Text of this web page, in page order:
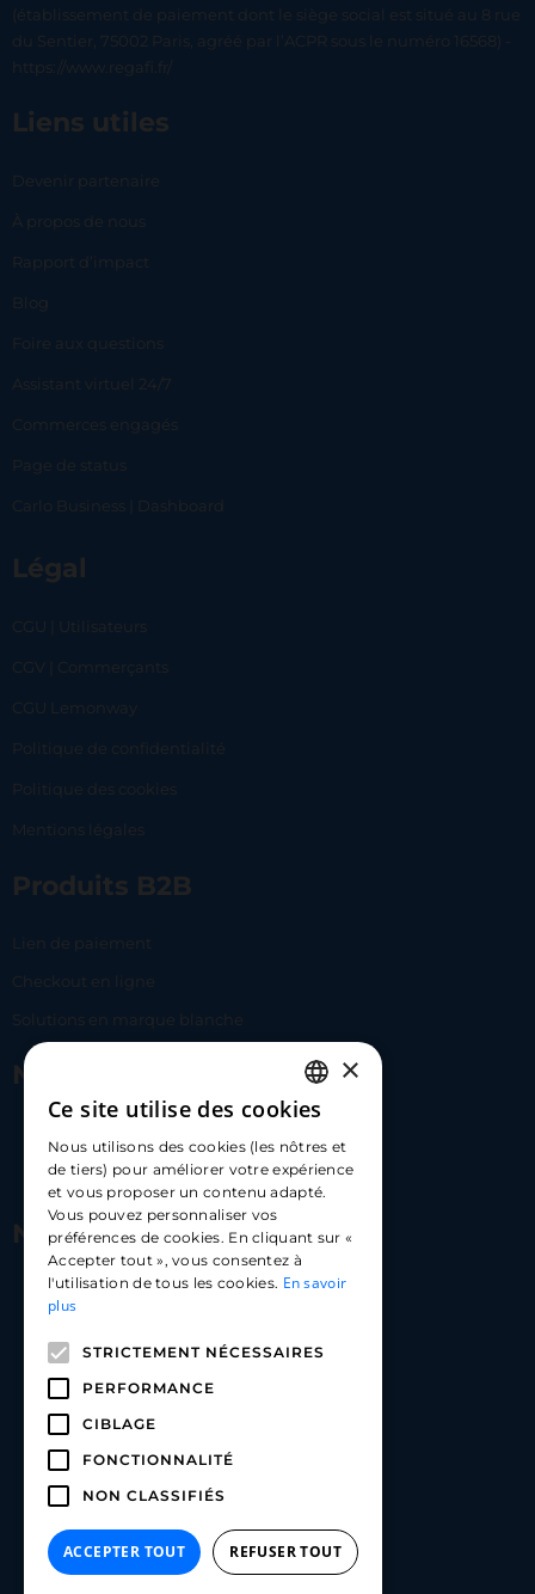
(établissement de paiement dont le siège social est situé au 8 rue
du Sentier, 75002 Paris, agréé par l’ACPR sous le numéro 16568) -
https://www.regafi.fr/
Liens utiles
Devenir partenaire
À propos de nous
Rapport d’impact
Blog
Foire aux questions
Assistant virtuel 24/7
Commerces engagés
Page de status
Carlo Business | Dashboard
Légal
CGU | Utilisateurs
CGV | Commerçants
CGU Lemonway
Politique de confidentialité
Politique des cookies
Mentions légales
Produits B2B
Lien de paiement
Checkout en ligne
Solutions en marque blanche
Nous contacter
hello@carloapp.com
Nous suivre
Carlo App | Instagram
Carlo App | Linkedin
FRENCH
ENGLISH
SPANISH
×
Ce site utilise des cookies
Nous utilisons des cookies (les nôtres et
de tiers) pour améliorer votre expérience
et vous proposer un contenu adapté.
Vous pouvez personnaliser vos
préférences de cookies. En cliquant sur «
Accepter tout », vous consentez à
l'utilisation de tous les cookies. En savoir
plus
STRICTEMENT NÉCESSAIRES
PERFORMANCE
CIBLAGE
FONCTIONNALITÉ
NON CLASSIFIÉS
ACCEPTER TOUT REFUSER TOUT